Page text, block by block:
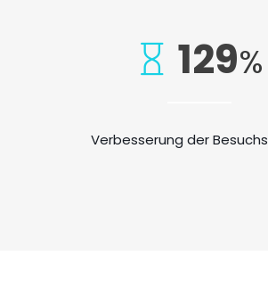
129%
Verbesserung der